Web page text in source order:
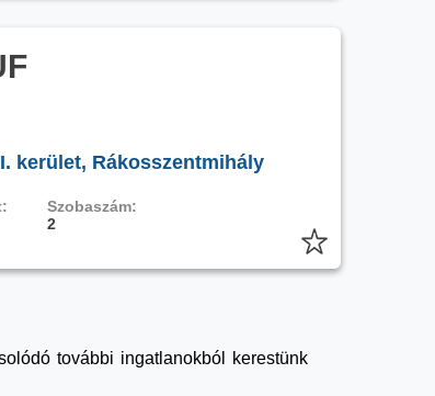
kerület, Rákosszentmihály
Szobaszám:
2
további ingatlanokból kerestünk